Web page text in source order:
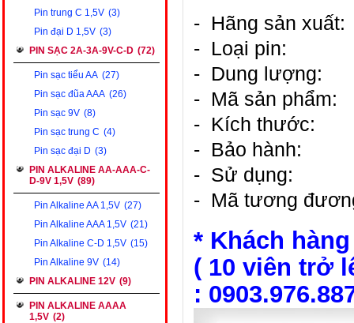
Pin trung C 1,5V (3)
Pin đại D 1,5V (3)
PIN SẠC 2A-3A-9V-C-D (72)
Pin sạc tiểu AA (27)
Pin sạc đũa AAA (26)
Pin sạc 9V (8)
Pin sạc trung C (4)
Pin sạc đại D (3)
PIN ALKALINE AA-AAA-C-
D-9V 1,5V (89)
Pin Alkaline AA 1,5V (27)
Pin Alkaline AAA 1,5V (21)
Pin Alkaline C-D 1,5V (15)
Pin Alkaline 9V (14)
PIN ALKALINE 12V (9)
PIN ALKALINE AAAA
1,5V (2)
- Hãng sản xuất:
- Loại pin:
- Dung lượng:
- Mã sản phẩm:
- Kích thước:
- Bảo hành:
- Sử dụng:
- Mã tương
* Khách
( 10 viên trở
: